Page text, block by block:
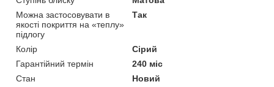
Можна застосовувати в
якості покриття на «теплу»
підлогу
Так
Колір
Сірий
Гарантійний термін
240 міс
Стан
Новий